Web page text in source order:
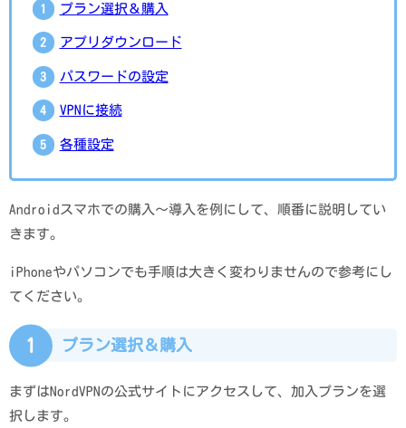
プラン選択＆購入
アプリダウンロード
パスワードの設定
VPNに接続
各種設定
Androidスマホでの購入～導入を例にして、順番に説明してい
きます。
iPhoneやパソコンでも手順は大きく変わりませんので参考にし
てください。
1 プラン選択＆購入
まずはNordVPNの公式サイトにアクセスして、加入プランを選
択します。